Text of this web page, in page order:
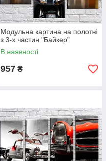
Модульна картина на полотні
з 3-х частин "Байкер"
В наявності
957 ₴